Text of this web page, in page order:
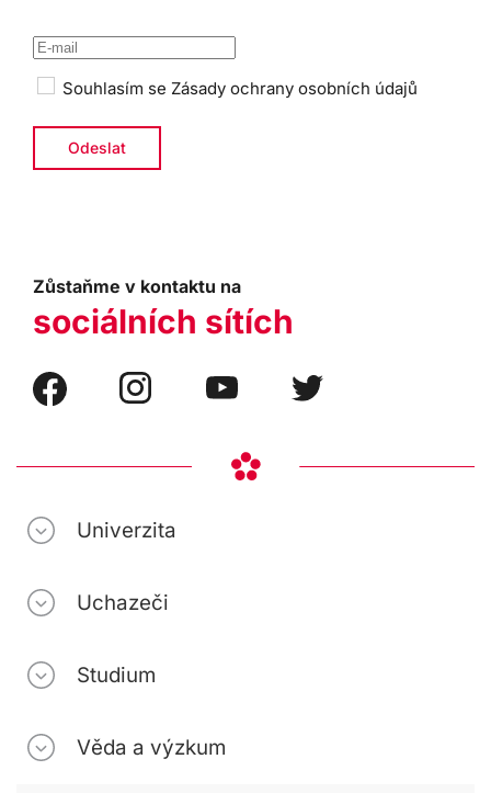
Souhlasím se Zásady ochrany osobních údajů
Zůstaňme v kontaktu na
sociálních sítích
Univerzita
Uchazeči
Studium
Věda a výzkum